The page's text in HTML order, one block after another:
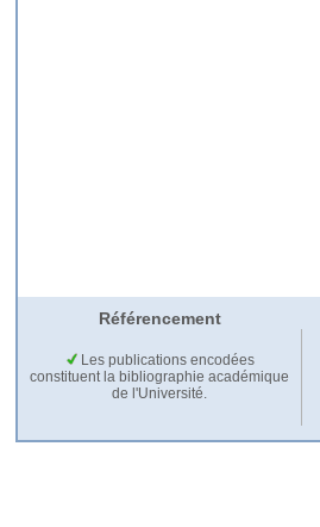
Référencement
Les publications encodées
constituent la bibliographie académique
de l'Université.